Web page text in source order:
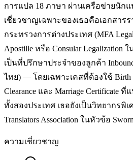
การแปล 18 ภาษา ผ่านเครือข่ายนัก
เชี่ยวชาญเฉพาะของเธอคือเอกสาร
กระทรวงการต่างประเทศ (MFA
Apostille หรือ Consular Legalization
เป็นที่ปรึกษาประจำของลูกค้า
ไทย) — โดยเฉพาะเคสที่ต้องใช้ Birth
Clearance และ Marriage Certificate
ทั้งสองประเทศ เธอยังเป็นวิทยากรพิเ
Translators Association ในหัวข้อ
ความเชี่ยวชาญ